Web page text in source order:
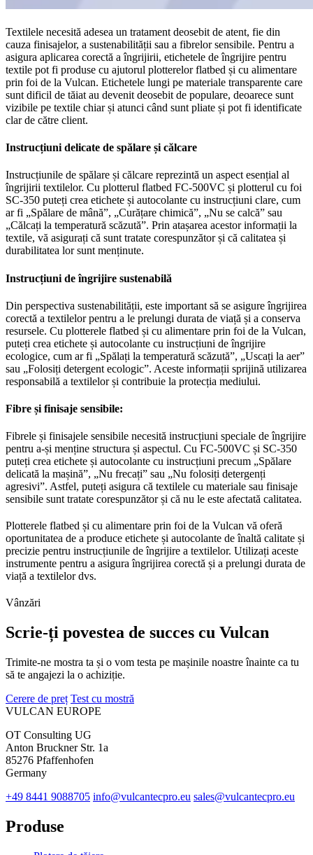
Textilele necesită adesea un tratament deosebit de atent, fie din
cauza finisajelor, a sustenabilității sau a fibrelor sensibile. Pentru a
asigura aplicarea corectă a îngrijirii, etichetele de îngrijire pentru
textile pot fi produse cu ajutorul plotterelor flatbed și cu alimentare
prin foi de la Vulcan. Etichetele lungi pe materiale transparente care
sunt dificil de tăiat au devenit deosebit de populare, deoarece sunt
vizibile pe textile chiar și atunci când sunt pliate și pot fi identificate
clar de către client.
Instrucțiuni delicate de spălare și călcare
Instrucțiunile de spălare și călcare reprezintă un aspect esențial al
îngrijirii textilelor. Cu plotterul flatbed FC-500VC și plotterul cu foi
SC-350 puteți crea etichete și autocolante cu instrucțiuni clare, cum
ar fi „Spălare de mână”, „Curățare chimică”, „Nu se calcă” sau
„Călcați la temperatură scăzută”. Prin atașarea acestor informații la
textile, vă asigurați că sunt tratate corespunzător și că calitatea și
durabilitatea lor sunt menținute.
Instrucțiuni de îngrijire sustenabilă
Din perspectiva sustenabilității, este important să se asigure îngrijirea
corectă a textilelor pentru a le prelungi durata de viață și a conserva
resursele. Cu plotterele flatbed și cu alimentare prin foi de la Vulcan,
puteți crea etichete și autocolante cu instrucțiuni de îngrijire
ecologice, cum ar fi „Spălați la temperatură scăzută”, „Uscați la aer”
sau „Folosiți detergent ecologic”. Aceste informații sprijină utilizarea
responsabilă a textilelor și contribuie la protecția mediului.
Fibre și finisaje sensibile:
Fibrele și finisajele sensibile necesită instrucțiuni speciale de îngrijire
pentru a-și menține structura și aspectul. Cu FC-500VC și SC-350
puteți crea etichete și autocolante cu instrucțiuni precum „Spălare
delicată la mașină”, „Nu frecați” sau „Nu folosiți detergenți
agresivi”. Astfel, puteți asigura că textilele cu materiale sau finisaje
sensibile sunt tratate corespunzător și că nu le este afectată calitatea.
Plotterele flatbed și cu alimentare prin foi de la Vulcan vă oferă
oportunitatea de a produce etichete și autocolante de înaltă calitate și
precizie pentru instrucțiunile de îngrijire a textilelor. Utilizați aceste
instrumente pentru a asigura îngrijirea corectă și a prelungi durata de
viață a textilelor dvs.
Vânzări
Scrie-ți povestea de succes cu Vulcan
Trimite-ne mostra ta și o vom testa pe mașinile noastre înainte ca tu
să te angajezi la o achiziție.
Cerere de preț Test cu mostră
VULCAN EUROPE
OT Consulting UG
Anton Bruckner Str. 1a
85276 Pfaffenhofen
Germany
+49 8441 9088705 info@vulcantecpro.eu sales@vulcantecpro.eu
Produse